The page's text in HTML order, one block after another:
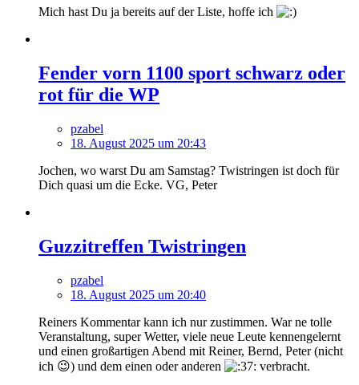
Mich hast Du ja bereits auf der Liste, hoffe ich
Fender vorn 1100 sport schwarz oder
rot für die WP
pzabel
18. August 2025 um 20:43
Jochen, wo warst Du am Samstag? Twistringen ist doch für
Dich quasi um die Ecke. VG, Peter
Guzzitreffen Twistringen
pzabel
18. August 2025 um 20:40
Reiners Kommentar kann ich nur zustimmen. War ne tolle
Veranstaltung, super Wetter, viele neue Leute kennengelernt
und einen großartigen Abend mit Reiner, Bernd, Peter (nicht
ich 😉) und dem einen oder anderen
verbracht.